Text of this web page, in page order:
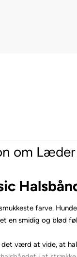
om Læder
farve.
en smidig og blød
værd at vide, at